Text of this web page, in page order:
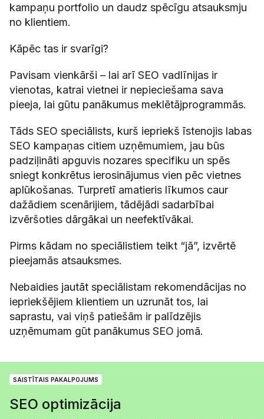
kampaņu portfolio un daudz spēcīgu atsauksmju
no klientiem.
Kāpēc tas ir svarīgi?
Pavisam vienkārši – lai arī SEO vadlīnijas ir
vienotas, katrai vietnei ir nepieciešama sava
pieeja, lai gūtu panākumus meklētājprogrammās.
Tāds SEO speciālists, kurš iepriekš īstenojis labas
SEO kampaņas citiem uzņēmumiem, jau būs
padziļināti apguvis nozares specifiku un spēs
sniegt konkrētus ierosinājumus vien pēc vietnes
aplūkošanas. Turpretī amatieris līkumos caur
dažādiem scenārijiem, tādējādi sadarbībai
izvēršoties dārgākai un neefektīvākai.
Pirms kādam no speciālistiem teikt “jā”, izvērtē
pieejamās atsauksmes.
Nebaidies jautāt speciālistam rekomendācijas no
iepriekšējiem klientiem un uzrunāt tos, lai
saprastu, vai viņš patiešām ir palīdzējis
uzņēmumam gūt panākumus SEO jomā.
SAISTĪTAIS PAKALPOJUMS
SEO optimizācija